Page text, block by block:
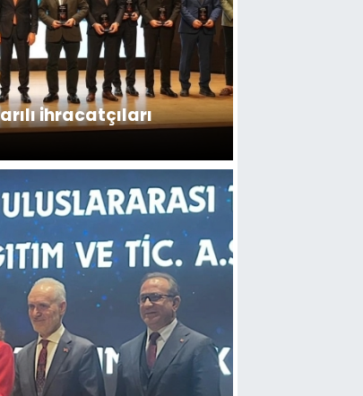
ihracatçıları